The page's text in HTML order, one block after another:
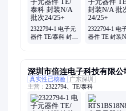
2322794-1 电子元
器件 TE/泰科 封装
2322794-1 电
器件 TE 封装
深圳市倍连电子科技有限公
真实性已核验
广东深圳
主营： 2322794、TE/泰科